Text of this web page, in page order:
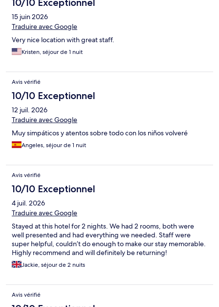
15 juin 2026
Traduire avec Google
Very nice location with great staff.
Kristen, séjour de 1 nuit
Avis vérifié
10/10 Exceptionnel
12 juil. 2026
Traduire avec Google
Muy simpáticos y atentos sobre todo con los niños volveré
Angeles, séjour de 1 nuit
Avis vérifié
10/10 Exceptionnel
4 juil. 2026
Traduire avec Google
Stayed at this hotel for 2 nights. We had 2 rooms, both were
well presented and had everything we needed. Staff were
super helpful, couldn’t do enough to make our stay memorable.
Highly recommend and will definitely be returning!
Jackie, séjour de 2 nuits
Avis vérifié